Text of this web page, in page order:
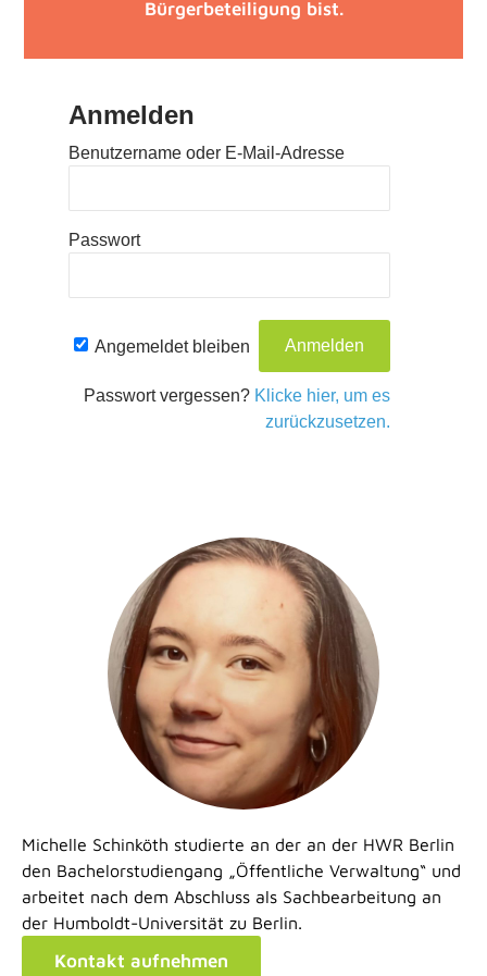
Bürgerbeteiligung bist.
Anmelden
Benutzername oder E-Mail-Adresse
Passwort
Angemeldet bleiben
Passwort vergessen? Klicke hier, um es
zurückzusetzen.
Michelle Schinköth studierte an der an der HWR Berlin
den Bachelorstudiengang „Öffentliche Verwaltung“ und
arbeitet nach dem Abschluss als Sachbearbeitung an
der Humboldt-Universität zu Berlin.
Kontakt aufnehmen